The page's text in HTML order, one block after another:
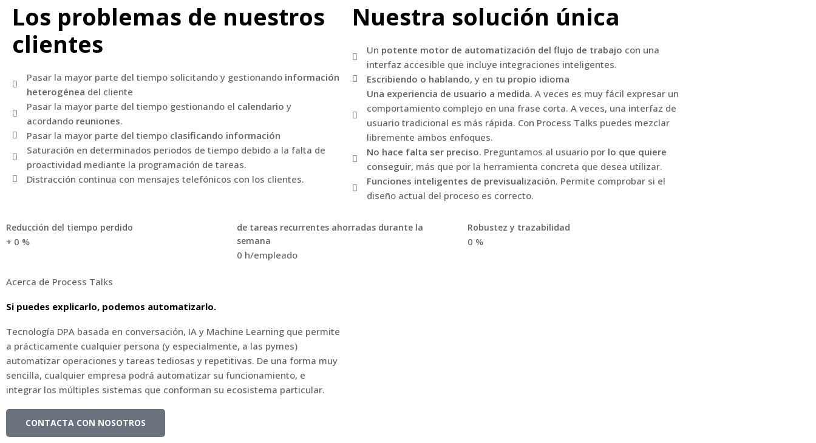
Los problemas de nuestros
clientes
Pasar la mayor parte del tiempo solicitando y gestionando información
heterogénea del cliente
Pasar la mayor parte del tiempo gestionando el calendario y
acordando reuniones.
Pasar la mayor parte del tiempo clasificando información
Saturación en determinados periodos de tiempo debido a la falta de
proactividad mediante la programación de tareas.
Distracción continua con mensajes telefónicos con los clientes.
Nuestra solución única
Un potente motor de automatización del flujo de trabajo con una
interfaz accesible que incluye integraciones inteligentes.
Escribiendo o hablando, y en tu propio idioma
Una experiencia de usuario a medida. A veces es muy fácil expresar un
comportamiento complejo en una frase corta. A veces, una interfaz de
usuario tradicional es más rápida. Con Process Talks puedes mezclar
libremente ambos enfoques.
No hace falta ser preciso. Preguntamos al usuario por lo que quiere
conseguir, más que por la herramienta concreta que desea utilizar.
Funciones inteligentes de previsualización. Permite comprobar si el
diseño actual del proceso es correcto.
Reducción del tiempo perdido
+ 0 %
de tareas recurrentes ahorradas durante la
semana
0 h/empleado
Robustez y trazabilidad
0 %
Acerca de Process Talks
Si puedes explicarlo, podemos automatizarlo.
Tecnología DPA basada en conversación, IA y Machine Learning que permite
a prácticamente cualquier persona (y especialmente, a las pymes)
automatizar operaciones y tareas tediosas y repetitivas. De una forma muy
sencilla, cualquier empresa podrá automatizar su funcionamiento, e
integrar los múltiples sistemas que conforman su ecosistema particular.
CONTACTA CON NOSOTROS